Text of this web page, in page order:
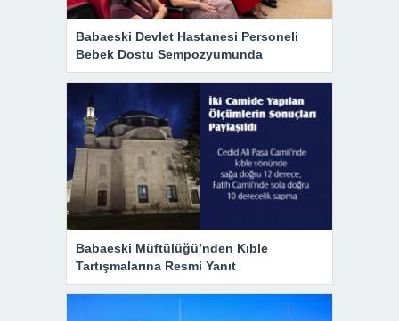
Babaeski Devlet Hastanesi Personeli
Bebek Dostu Sempozyumunda
Babaeski Müftülüğü’nden Kıble
Tartışmalarına Resmi Yanıt